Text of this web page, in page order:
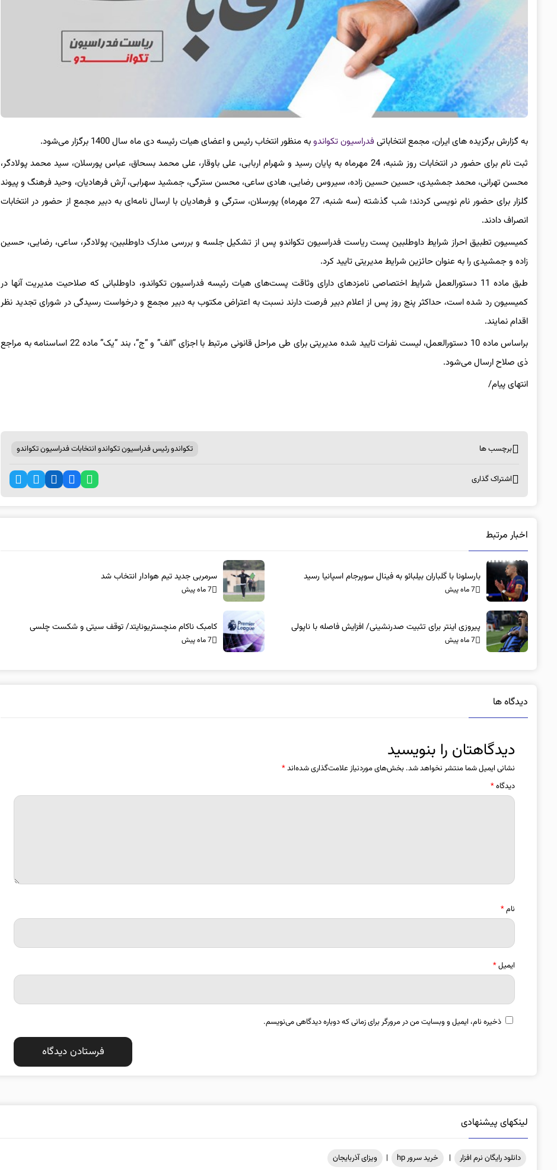
به گزارش برگزیده های ایران، مجمع انتخاباتیفدراسیون تکواندوبه منظور انتخاب رئیس و اعضای هیات رئیسه دی ماه سال 1400 برگزار می‌شود.
ثبت نام برای حضور در انتخابات روز شنبه، 24 مهرماه به پایان رسید و شهرام اربابی، علی باوقار، علی محمد بسحاق، عباس پورسلان، سید محمد پولادگر،
محسن تهرانی، محمد جمشیدی، حسین حسین زاده، سیروس رضایی، هادی ساعی، محسن سترگی، جمشید سهرابی، آرش فرهادیان، وحید فرهنگ و پیوند
گلزار برای حضور نام نویسی کردند؛ شب گذشته (سه شنبه، 27 مهرماه) پورسلان، سترگی و فرهادیان با ارسال نامه‌ای به دبیر مجمع از حضور در انتخابات
انصراف دادند.
کمیسیون تطبیق احراز شرایط داوطلبین پست ریاست فدراسیون تکواندو پس از تشکیل جلسه و بررسی مدارک داوطلبین، پولادگر، ساعی، رضایی، حسین
زاده و جمشیدی را به عنوان حائزین شرایط مدیریتی تایید کرد.
طبق ماده 11 دستورالعمل شرایط اختصاصی نامزدهای دارای وثاقت پست‌های هیات رئیسه فدراسیون تکواندو، داوطلبانی که صلاحیت مدیریت آنها در
کمیسیون رد شده است، حداکثر پنج روز پس از اعلام دبیر فرصت دارند نسبت به اعتراض مکتوب به دبیر مجمع و درخواست رسیدگی در شورای تجدید نظر
اقدام نمایند.
براساس ماده 10 دستورالعمل، لیست نفرات تایید شده مدیریتی برای طی مراحل قانونی مرتبط با اجزای “الف” و “ج”، بند “یک” ماده 22 اساسنامه به مراجع
ذی صلاح ارسال می‌شود.
انتهای پیام/
برچسب ها تکواندو رئیس فدراسیون تکواندو انتخابات فدراسیون تکواندو
اشتراک گذاری
اخبار مرتبط
بارسلونا با گلباران بیلبائو به فینال سوپرجام اسپانیا رسید
7 ماه پیش
سرمربی جدید تیم هوادار انتخاب شد
7 ماه پیش
پیروزی اینتر برای تثبیت صدرنشینی/ افزایش فاصله با ناپولی
7 ماه پیش
کامبک ناکام منچستریونایتد/ توقف سیتی و شکست چلسی
7 ماه پیش
دیدگاه ها
دیدگاهتان را بنویسید
نشانی ایمیل شما منتشر نخواهد شد. بخش‌های موردنیاز علامت‌گذاری شده‌اند*
دیدگاه*
نام*
ایمیل*
ذخیره نام، ایمیل و وبسایت من در مرورگر برای زمانی که دوباره دیدگاهی می‌نویسم.
لینکهای پیشنهادی
دانلود رایگان نرم افزار | خرید سرور hp | ویزای آذربایجان